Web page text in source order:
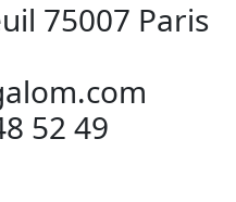
75007 Paris
52 49